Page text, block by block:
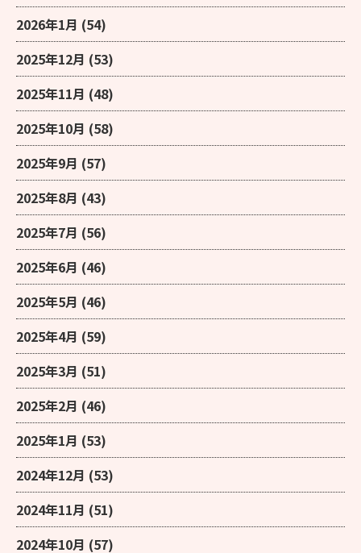
2026年1月 (54)
2025年12月 (53)
2025年11月 (48)
2025年10月 (58)
2025年9月 (57)
2025年8月 (43)
2025年7月 (56)
2025年6月 (46)
2025年5月 (46)
2025年4月 (59)
2025年3月 (51)
2025年2月 (46)
2025年1月 (53)
2024年12月 (53)
2024年11月 (51)
2024年10月 (57)